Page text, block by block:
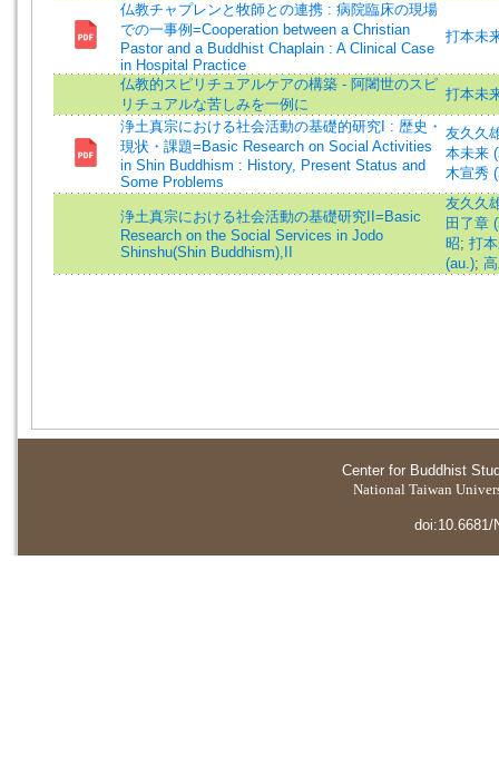
仏教チャプレンと牧師との連携 : 病院臨床の現場
での一事例=Cooperation between a Christian
Pastor and a Buddhist Chaplain : A Clinical Case
in Hospital Practice
打本未
仏教的スピリチュアルケアの構築 - 阿闍世のスピ
リチュアルな苦しみを一例に
打本未
浄土真宗における社会活動の基礎的研究I : 歴史・
現状・課題=Basic Research on Social Activities
in Shin Buddhism : History, Present Status and
Some Problems
友久久
本未来
木宣秀
浄土真宗における社会活動の基礎研究II=Basic
Research on the Social Services in Jodo
Shinshu(Shin Buddhism),II
友久久
田了章
昭; 打
(au.);
Center for Buddhist
National Taiwan
doi:10.6681/